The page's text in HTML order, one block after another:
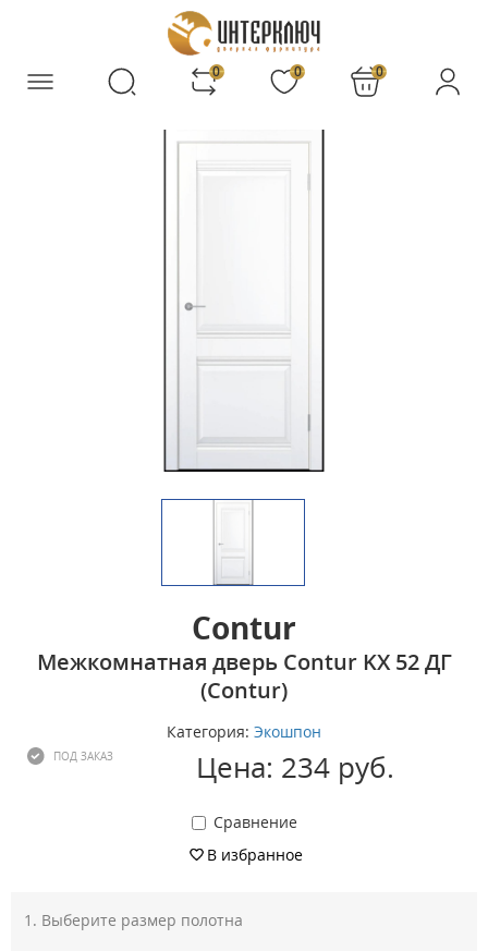
0 0 0
Contur
Межкомнатная дверь Contur KX 52 ДГ
(Contur)
Категория: Экошпон
ПОД ЗАКАЗ Цена: 234 руб.
Сравнение
В избранное
Выберите размер полотна